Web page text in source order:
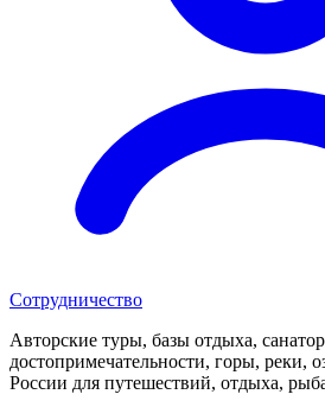
Сотрудничество
Авторские туры, базы отдыха,
достопримечательности, горы, реки,
России для путешествий, отдыха,